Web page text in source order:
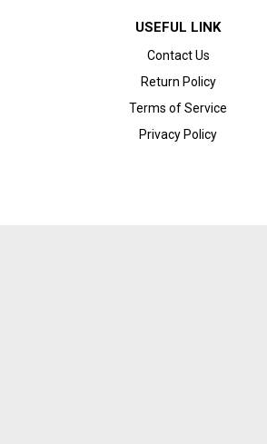
USEFUL LINK
Contact Us
Return Policy
Terms of Service
Privacy Policy